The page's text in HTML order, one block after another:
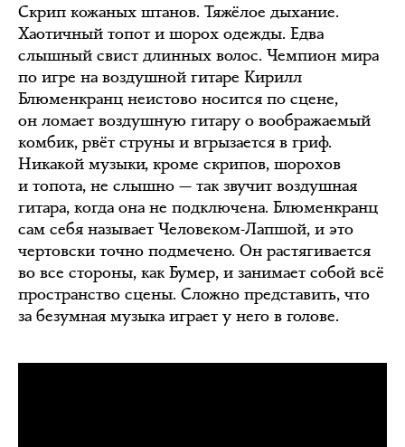
Скрип кожаных штанов. Тяжёлое дыхание.
Хаотичный топот и шорох одежды. Едва
слышный свист длинных волос. Чемпион мира
по игре на воздушной гитаре Кирилл
Блюменкранц неистово носится по сцене,
он ломает воздушную гитару о воображаемый
комбик, рвёт струны и вгрызается в гриф.
Никакой музыки, кроме скрипов, шорохов
и топота, не слышно — так звучит воздушная
гитара, когда она не подключена. Блюменкранц
сам себя называет Человеком-Лапшой, и это
чертовски точно подмечено. Он растягивается
во все стороны, как Бумер, и занимает собой всё
пространство сцены. Сложно представить, что
за безумная музыка играет у него в голове.